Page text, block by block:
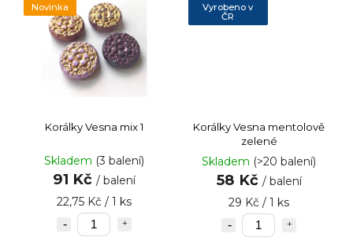
Novinka
Korálky Vesna mix 1
Skladem (3 balení)
91 Kč / balení
22,75 Kč / 1 ks
Vyrobeno v
ČR
Korálky Vesna mentolově
zelené
Skladem (>20 balení)
58 Kč / balení
29 Kč / 1 ks